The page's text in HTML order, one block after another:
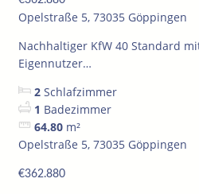
Opelstraße 5, 73035 Göppingen
Nachhaltiger KfW 40 Standard
Eigennutzer…
2 Schlafzimmer
1 Badezimmer
64.80 m²
Opelstraße 5, 73035 Göppingen
€362.880